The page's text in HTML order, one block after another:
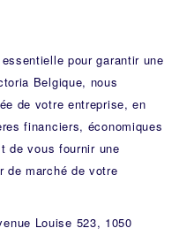
pour garantir une
Belgique, nous
de votre entreprise, en
financiers, économiques
de vous fournir une
de marché de votre
Louise 523, 1050